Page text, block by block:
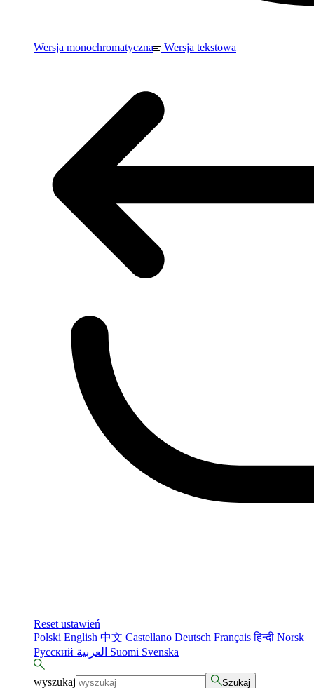
Wersja monochromatyczna Wersja tekstowa
Reset ustawień
Polski English 中文 Castellano Deutsch Françaisहिन्दी Norsk
Русский
Suomi Svenska
wyszukaj Szukaj